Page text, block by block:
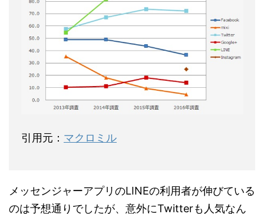
引用元： マクロミル
メッセンジャーアプリのLINEの利用者が伸びている
のは予想通りでしたが、意外にTwitterも人気なん